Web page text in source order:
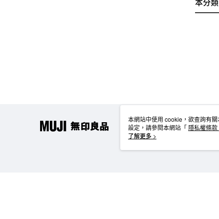
本網站中使用 cookie，欲查詢有
設定，請參閱本網站「 隱私權條款
使用 cookie。
了解更多 >